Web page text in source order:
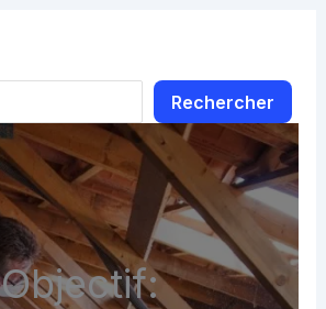
Rechercher
Objectif: